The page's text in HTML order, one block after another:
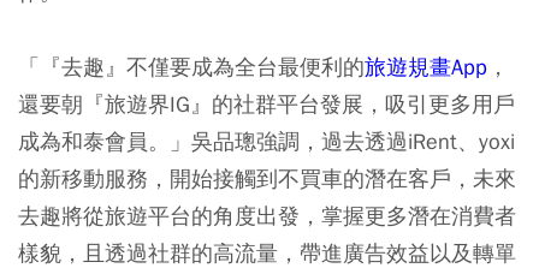
「『去趣』不僅要成為全台最便利的旅遊規畫App ，
還要朝『旅遊界IG』的社群平台發展，吸引更多用戶
成為和泰會員。」吳品璁強調，過去透過iRent、yoxi
的新移動服務，開始接觸到不買車的潛在客戶，未來
去趣將從旅遊平台的角度出發，掌握更多潛在消費者
樣貌，且透過社群的高流量，帶進廣告效益以及轉單